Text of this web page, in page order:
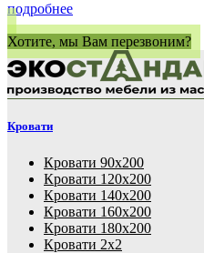
подробнее
Хотите, мы Вам перезвоним?
Кровати
Кровати 90х200
Кровати 120х200
Кровати 140х200
Кровати 160х200
Кровати 180х200
Кровати 2х2